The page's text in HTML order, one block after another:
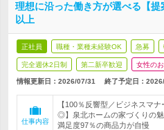
理想に沿った働き方が選べる【
以上
正社員 職種・業種未経験OK 急募
完全週休2日制 第二新卒歓迎 女性の
情報更新日：2026/07/31 終了予定日：
仕事内容
【100％反響型／ビジネスマ
◎】泉北ホームの家づくりの
満足度97％の商品力が自慢